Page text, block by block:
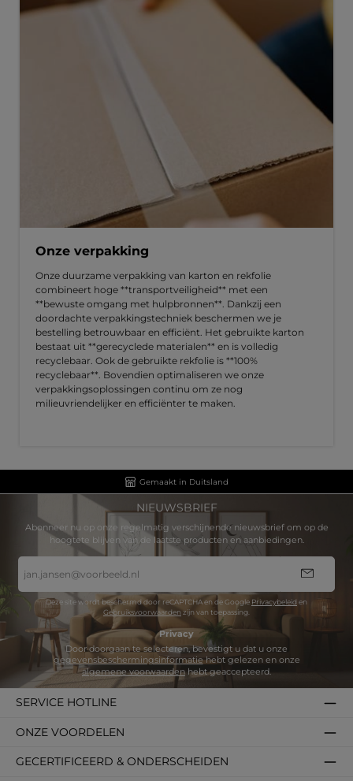
Onze verpakking
Onze duurzame verpakking van karton en rekfolie
combineert hoge **transportveiligheid** met een
**bewuste omgang met hulpbronnen**. Dankzij een
doordachte verpakkingstechniek beschermen we je
bestelling betrouwbaar en efficiënt. Het gebruikte karton
bestaat uit **gerecyclede materialen** en is volledig
recyclebaar. Ook de gebruikte rekfolie is **100%
recyclebaar**. Bovendien optimaliseren we onze
verpakkingsoplossingen continu om ze nog
milieuvriendelijker en efficiënter te maken.
Gemaakt in Duitsland
NIEUWSBRIEF
Abonneer nu op onze regelmatig verschijnende nieuwsbrief om op de
hoogtete blijven van de laatste producten en aanbiedingen.
mailadres
*
Deze site wordt beschermd door reCAPTCHA en de Google Privacybeleid en
Gebruiksvoorwaarden zijn van toepassing.
Privacy
gegevensbeschermingsinformatie
algemene voorwaardenhebt geaccepteerd.
SERVICE HOTLINE
GECERTIFICEERD & ONDERSCHEIDEN
ONZE VOORDELEN